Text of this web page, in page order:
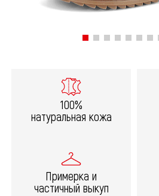
100%
натуральная кожа
Примерка и
частичный выкуп